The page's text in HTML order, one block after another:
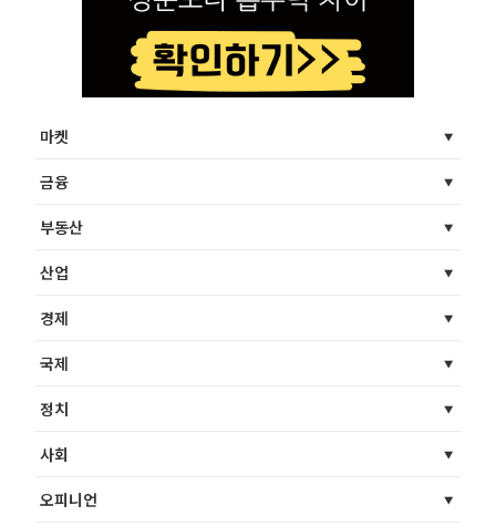
마켓
금융
부동산
산업
경제
국제
정치
사회
오피니언